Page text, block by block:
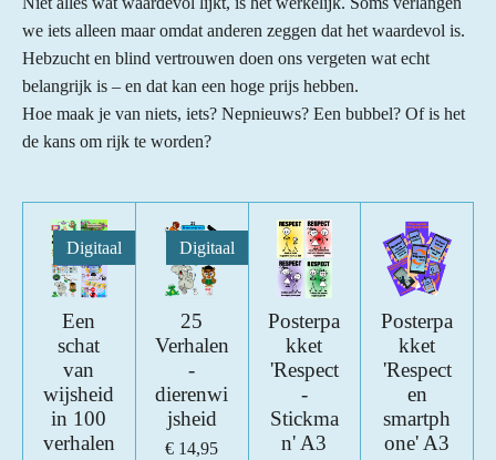
we iets alleen maar omdat anderen zeggen dat het waardevol is.
Hebzucht en blind vertrouwen doen ons vergeten wat echt
belangrijk is – en dat kan een hoge prijs hebben.
Hoe maak je van niets, iets? Nepnieuws? Een bubbel? Of is het
de kans om rijk te worden?
Digitaal
Een
schat
van
wijsheid
in 100
verhalen
Digitaal
25
Verhalen
-
dierenwi
jsheid
€ 14,95
Posterpa
kket
'Respect
-
Stickma
n' A3
Posterpa
kket
'Respect
en
smartph
one' A3